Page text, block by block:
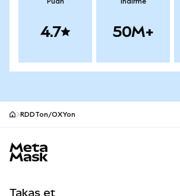
4.7 50M+
RDDTon/OXYon
Takas et